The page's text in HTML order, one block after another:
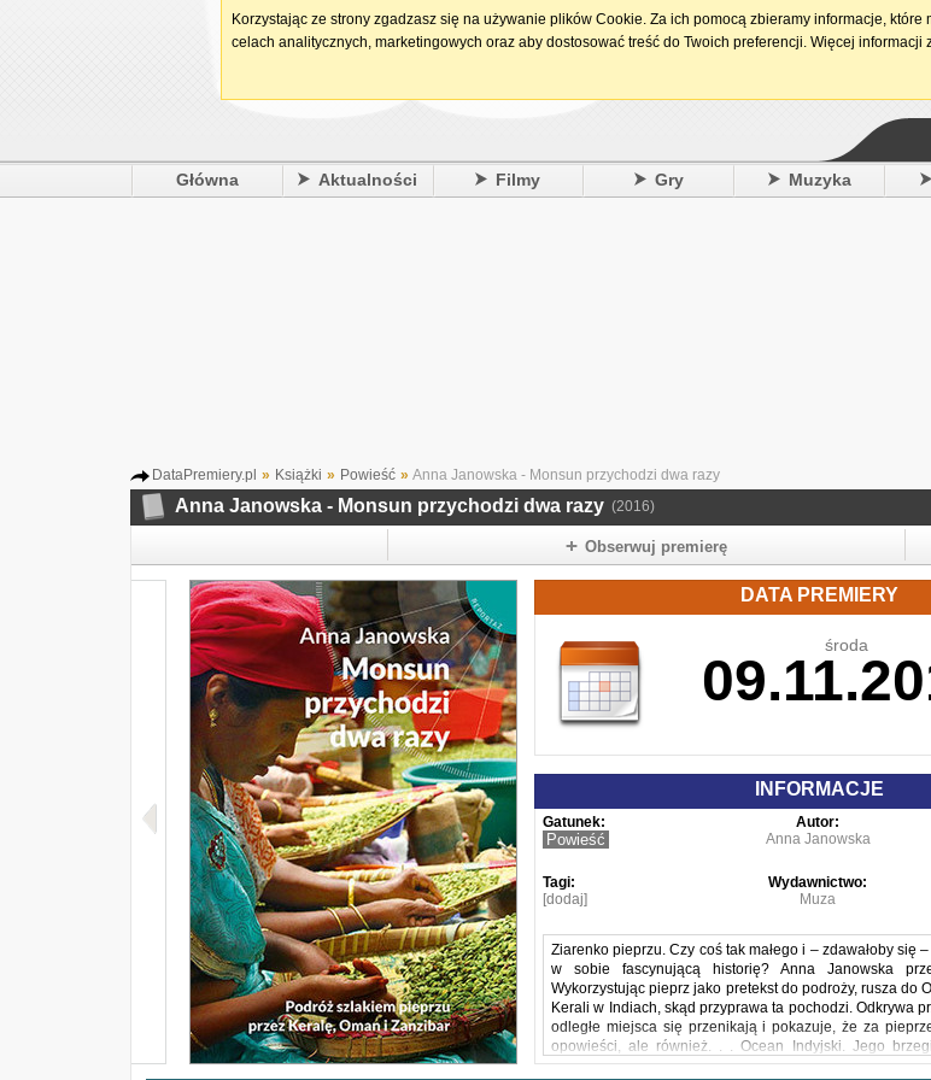
15.
Główna Aktualności Filmy Gry Muzyka
DataPremiery.pl » Książki » Powieść » Anna Janowska - Monsun przychodzi dwa razy
Anna Janowska - Monsun przychodzi dwa razy (2016)
Obserwuj premierę
DATA PREMIERY
środa
INFORMACJE
Gatunek:
Powieść
Autor:
Anna Janowska
Tagi:
[dodaj]
Wydawnictwo:
Muza
Ziarenko pieprzu. Czy coś tak małego i – zdawałoby się
w sobie fascynującą historię? Anna Janowska
Wykorzystując pieprz jako pretekst do podroży, rusza do
Kerali w Indiach, skąd przyprawa ta pochodzi. Odkrywa
odległe miejsca się przenikają i pokazuje, że za
opowieści, ale również. . . Ocean Indyjski. Jego
zawsze były dużo bliżej siebie, niż mogłoby się
Korzystając ze strony zgadzasz się na używanie plików Cookie. Za ich pomocą zbieramy informacje,
celach analitycznych, marketingowych oraz aby dostosować treść do Twoich preferencji. Więcej informacji